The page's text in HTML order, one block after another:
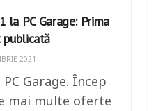
la PC Garage: Prima
2021
Garage. Încep
mai multe oferte